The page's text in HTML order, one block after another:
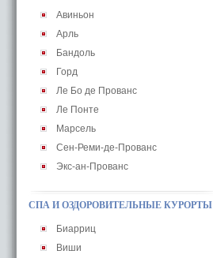
Авиньон
Арль
Бандоль
Горд
Ле Бо де Прованс
Ле Понте
Марсель
Сен-Реми-де-Прованс
Экс-ан-Прованс
СПА И ОЗДОРОВИТЕЛЬНЫЕ КУРОРТЫ
Биарриц
Виши